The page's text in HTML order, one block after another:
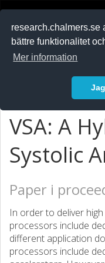
research.chalmers.se
bättre funktionalitet
Mer information
VSA: A
Systolic
Paper i
In order to deliver
processors include
different application
processors include